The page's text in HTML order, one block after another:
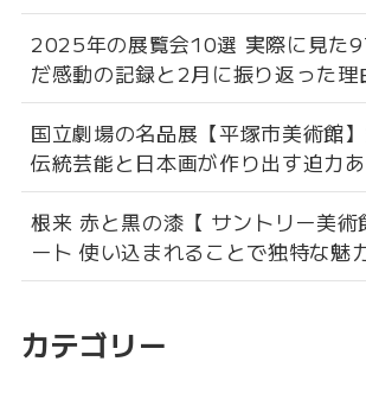
2025年の展覧会10選 実際に見た
だ感動の記録と2月に振り返った理
国立劇場の名品展【平塚市美術館
伝統芸能と日本画が作り出す迫力
根来 赤と黒の漆【 サントリー美術
ート 使い込まれることで独特な魅
カテゴリー